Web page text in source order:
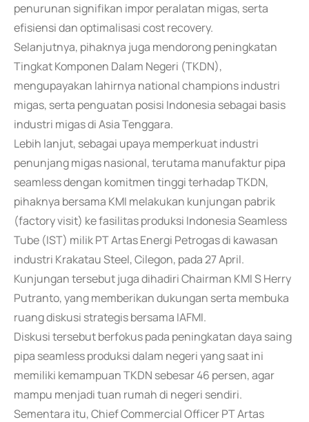
penurunan signifikan impor peralatan migas, serta
efisiensi dan optimalisasi cost recovery.
Selanjutnya, pihaknya juga mendorong peningkatan
Tingkat Komponen Dalam Negeri (TKDN),
mengupayakan lahirnya national champions industri
migas, serta penguatan posisi Indonesia sebagai basis
industri migas di Asia Tenggara.
Lebih lanjut, sebagai upaya memperkuat industri
penunjang migas nasional, terutama manufaktur pipa
seamless dengan komitmen tinggi terhadap TKDN,
pihaknya bersama KMI melakukan kunjungan pabrik
(factory visit) ke fasilitas produksi Indonesia Seamless
Tube (IST) milik PT Artas Energi Petrogas di kawasan
industri Krakatau Steel, Cilegon, pada 27 April.
Kunjungan tersebut juga dihadiri Chairman KMI S Herry
Putranto, yang memberikan dukungan serta membuka
ruang diskusi strategis bersama IAFMI.
Diskusi tersebut berfokus pada peningkatan daya saing
pipa seamless produksi dalam negeri yang saat ini
memiliki kemampuan TKDN sebesar 46 persen, agar
mampu menjadi tuan rumah di negeri sendiri.
Sementara itu, Chief Commercial Officer PT Artas